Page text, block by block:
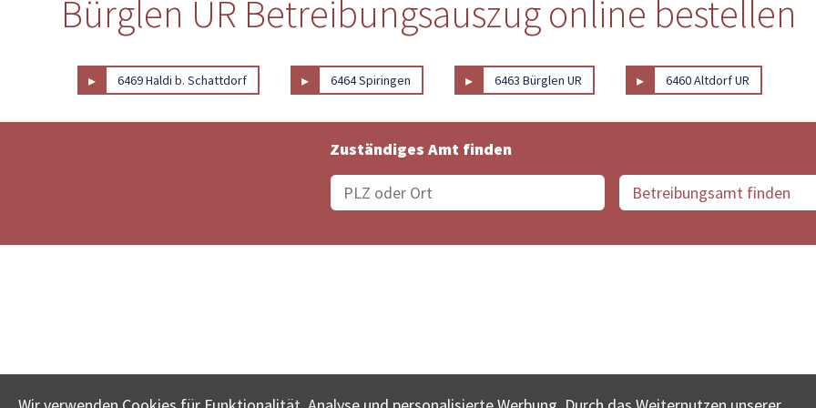
Bürglen UR Betreibungsauszug online bestellen
▸ 6469 Haldi b. Schattdorf ▸ 6464 Spiringen ▸ 6463 Bürglen UR ▸ 6460 Altdorf UR
Zuständiges Amt finden